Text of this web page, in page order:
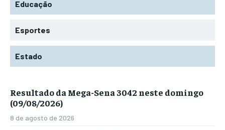
Educação
Esportes
Estado
Resultado da Mega-Sena 3042 neste domingo
(09/08/2026)
8 de agosto de 2026